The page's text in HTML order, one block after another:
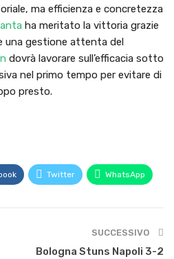
ma efficienza e concretezza
ha meritato la vittoria grazie
una gestione attenta del
dovrà lavorare sull’efficacia sotto
nel primo tempo per evitare di
presto.
Twitter WhatsApp
SUCCESSIVO
Bologna Stuns Napoli 3-2